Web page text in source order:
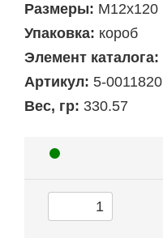
Размеры: М12х120
Упаковка: короб
Элемент каталога:
Артикул: 5-0011820
Вес, гр: 330.57